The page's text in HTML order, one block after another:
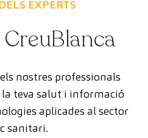
EXPERTS
nostres professionals
teva salut i informació
aplicades al sector
sanitari.